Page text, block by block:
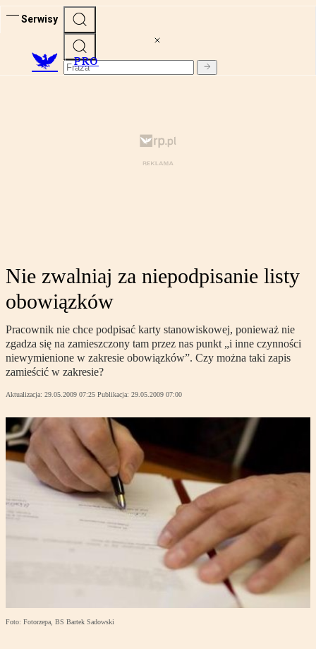
Serwisy
PRO
Nie zwalniaj za niepodpisanie listy
obowiązków
Pracownik nie chce podpisać karty stanowiskowej, ponieważ nie
zgadza się na zamieszczony tam przez nas punkt „i inne czynności
niewymienione w zakresie obowiązków”. Czy można taki zapis
zamieścić w zakresie?
Aktualizacja: 29.05.2009 07:25 Publikacja: 29.05.2009 07:00
Foto: Fotorzepa, BS Bartek Sadowski